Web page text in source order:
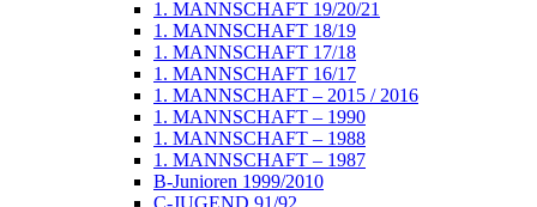
1. MANNSCHAFT 19/20/21
1. MANNSCHAFT 18/19
1. MANNSCHAFT 17/18
1. MANNSCHAFT 16/17
1. MANNSCHAFT – 2015 / 2016
1. MANNSCHAFT – 1990
1. MANNSCHAFT – 1988
1. MANNSCHAFT – 1987
B-Junioren 1999/2010
C-JUGEND 91/92